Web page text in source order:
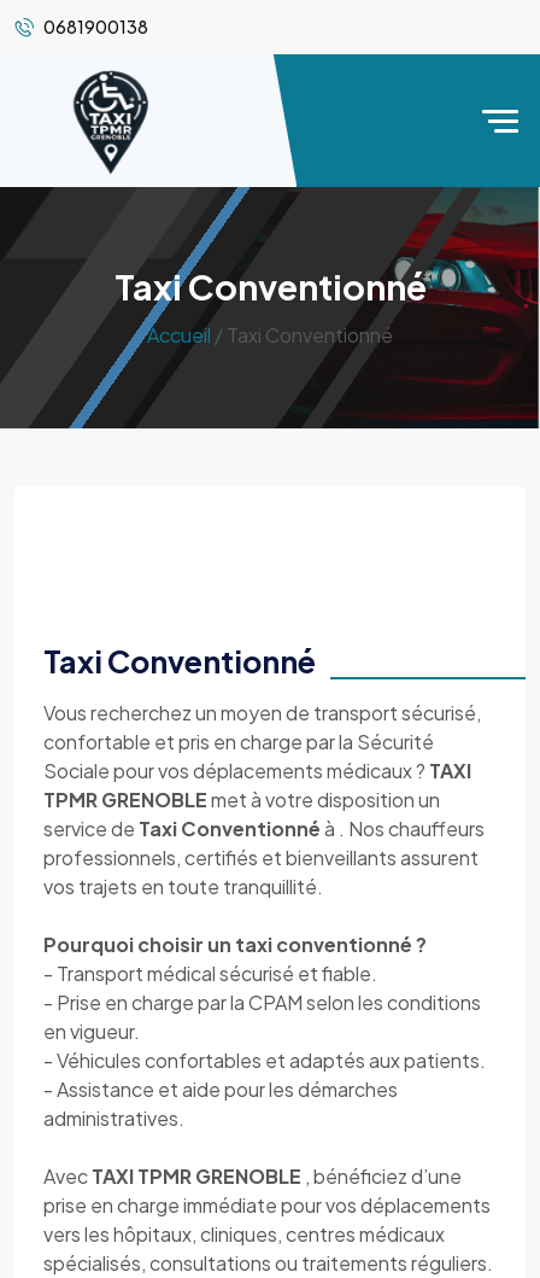
0681900138
Taxi Conventionné
Accueil / Taxi Conventionné
Taxi Conventionné
Vous recherchez un moyen de transport sécurisé,
confortable et pris en charge par la Sécurité
Sociale pour vos déplacements médicaux ? TAXI
TPMR GRENOBLEmet à votre disposition un
service de Taxi Conventionnéà . Nos chauffeurs
professionnels, certifiés et bienveillants assurent
vos trajets en toute tranquillité.
Pourquoi choisir un taxi conventionné ?
- Transport médical sécurisé et fiable.
- Prise en charge par la CPAM selon les conditions
en vigueur.
- Véhicules confortables et adaptés aux patients.
- Assistance et aide pour les démarches
administratives.
AvecTAXI TPMR GRENOBLE , bénéficiez d’une
prise en charge immédiate pour vos déplacements
vers les hôpitaux, cliniques, centres médicaux
spécialisés, consultations ou traitements réguliers.